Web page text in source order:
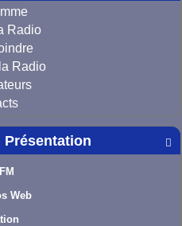
Radio
Radio

Présentation
Web